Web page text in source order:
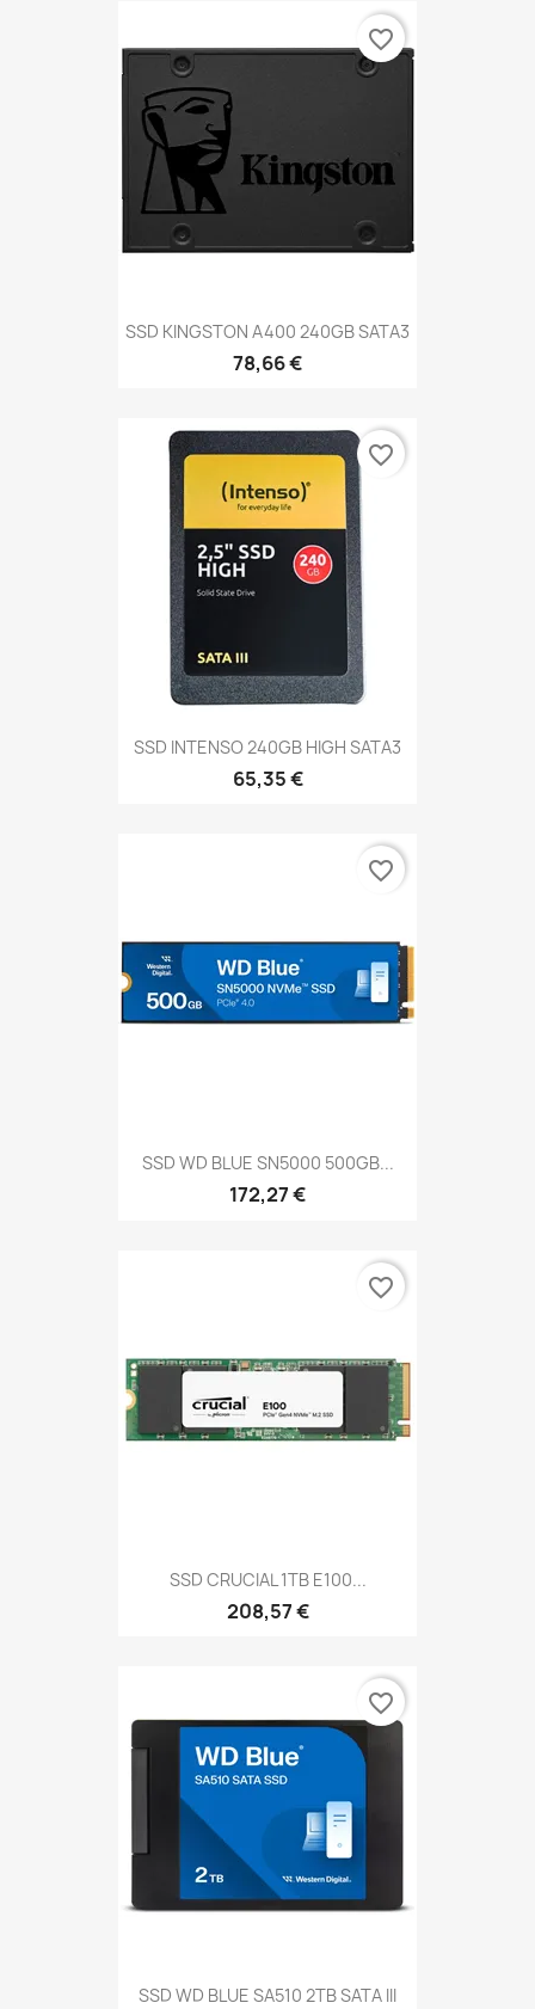
SSD KINGSTON A400 240GB SATA3
78,66 €
favorite_border
SSD INTENSO 240GB HIGH SATA3
65,35 €
favorite_border
SSD WD BLUE SN5000 500GB...
172,27 €
favorite_border
SSD CRUCIAL 1TB E100...
208,57 €
favorite_border
SSD WD BLUE SA510 2TB SATA III
favorite_border